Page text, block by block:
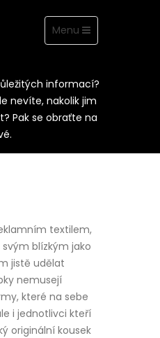
Toggle
navigation
Menu
informací?
nevíte, nakolik jim
Pak se obraťte na
PO
textilem,
blízkým jako
jistě udělat
nemusejí
které na sebe
i jednotlivci kteří
originální kousek